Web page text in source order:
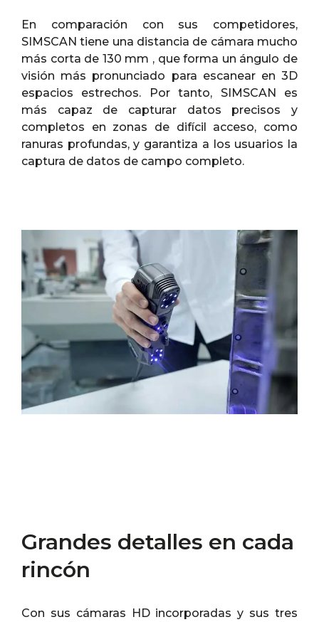
En comparación con sus competidores,
SIMSCAN tiene una distancia de cámara mucho
más corta de 130 mm , que forma un ángulo de
visión más pronunciado para escanear en 3D
espacios estrechos. Por tanto, SIMSCAN es
más capaz de capturar datos precisos y
completos en zonas de difícil acceso, como
ranuras profundas, y garantiza a los usuarios la
captura de datos de campo completo.
Grandes detalles en cada
rincón
Con sus cámaras HD incorporadas y sus tres